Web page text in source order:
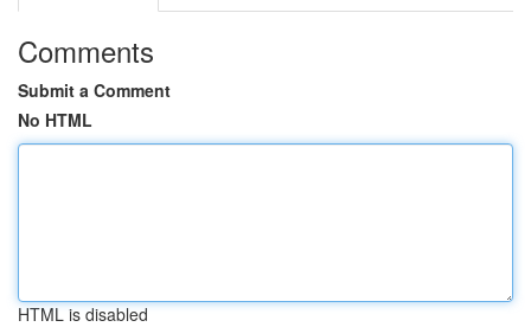
Comments
Submit a Comment
No HTML
HTML is disabled